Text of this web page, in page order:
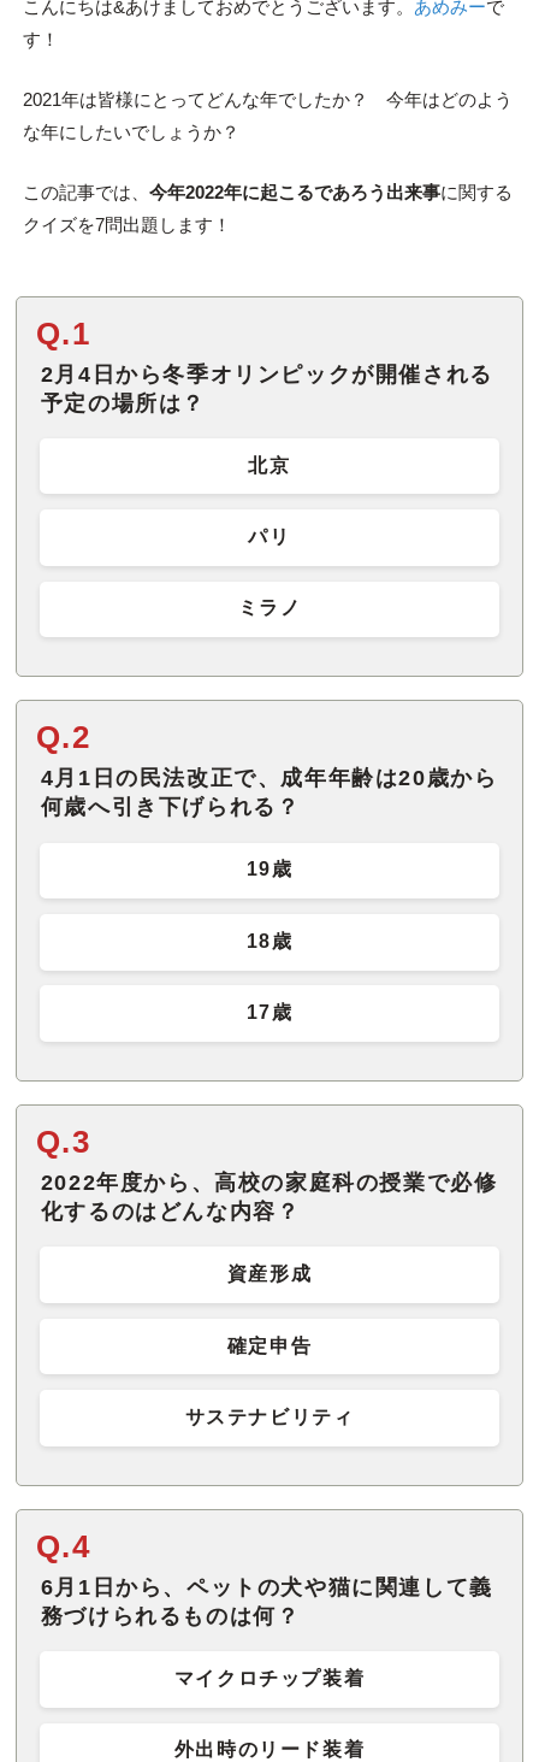
こんにちは&あけましておめでとうございます。 あめみーで
す！
2021年は皆様にとってどんな年でしたか？ 今年はどのよう
な年にしたいでしょうか？
この記事では、 今年2022年に起こるであろう出来事に関する
クイズを7問出題します！
Q.1
2月4日から冬季オリンピックが開催される
予定の場所は？
北京
パリ
ミラノ
Q.2
4月1日の民法改正で、成年年齢は20歳から
何歳へ引き下げられる？
19歳
18歳
17歳
Q.3
2022年度から、高校の家庭科の授業で必修
化するのはどんな内容？
資産形成
確定申告
サステナビリティ
Q.4
6月1日から、ペットの犬や猫に関連して義
務づけられるものは何？
マイクロチップ装着
外出時のリード装着